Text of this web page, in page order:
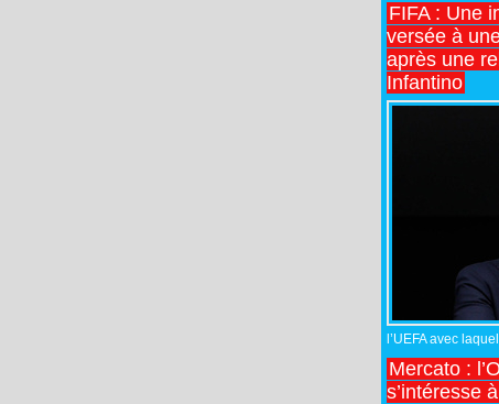
FIFA : Une
versée à
après une
Infantino
l’UEFA avec
Mercato :
s’intéresse